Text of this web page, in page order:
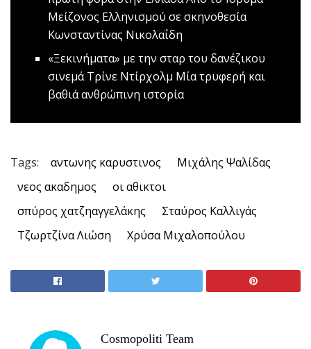
Μείζονος Ελληνισμού σε σκηνοθεσία
Κωνσταντίνας Νικολαΐδη
«Ξεκινήματα» με την σταρ του δανέζικου
σινεμά Τρίνε Ντίρχολμ Μία τρυφερή και
βαθιά ανθρώπινη ιστορία
Tags: αντωνης καρυστινος
Μιχάλης Ψαλίδας
νεος ακαδημος
οι αθικτοι
σπύρος χατζηαγγελάκης
Σταύρος Καλλιγάς
Τζωρτζίνα Λιώση
Χρύσα Μιχαλοπούλου
Cosmopoliti Team